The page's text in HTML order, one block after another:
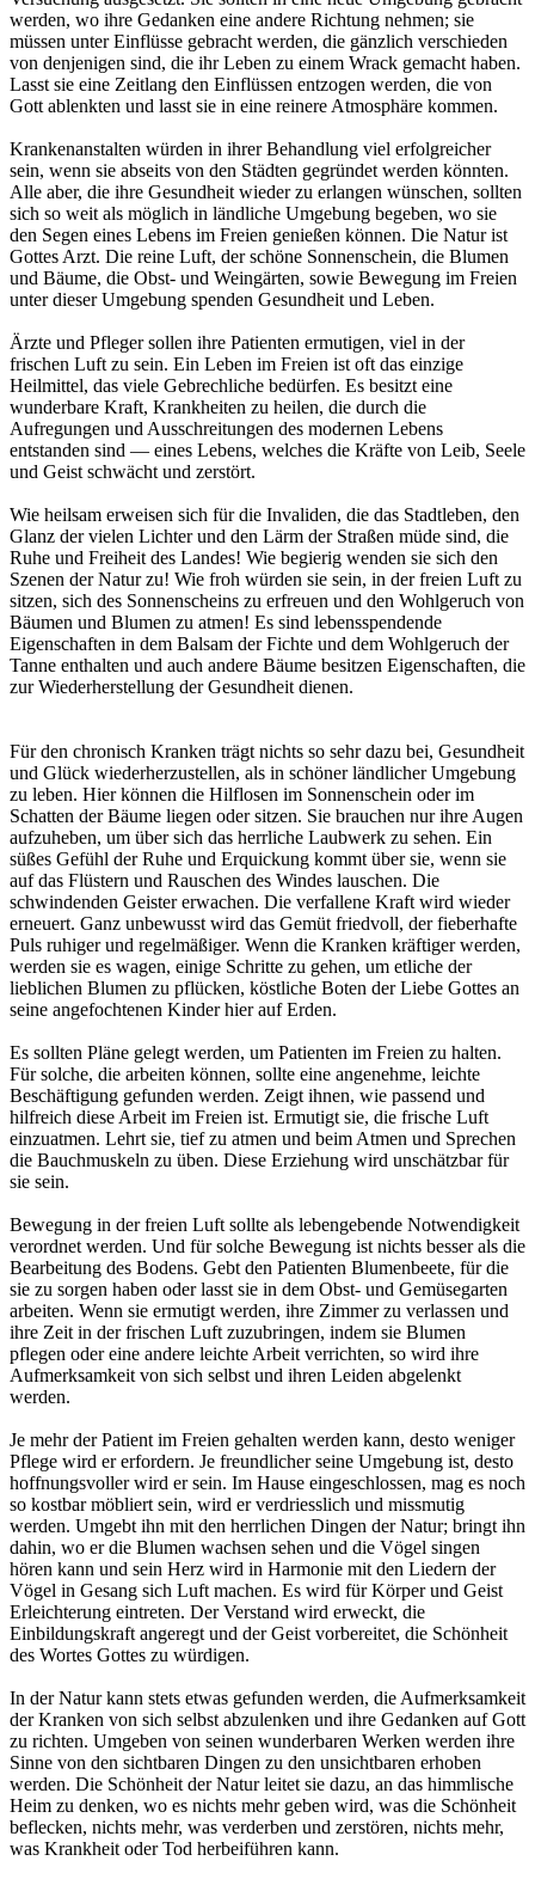
werden, wo ihre Gedanken eine andere Richtung nehmen; sie
müssen unter Einflüsse gebracht werden, die gänzlich verschieden
von denjenigen sind, die ihr Leben zu einem Wrack gemacht haben.
Lasst sie eine Zeitlang den Einflüssen entzogen werden, die von
Gott ablenkten und lasst sie in eine reinere Atmosphäre kommen.
Krankenanstalten würden in ihrer Behandlung viel erfolgreicher
sein, wenn sie abseits von den Städten gegründet werden könnten.
Alle aber, die ihre Gesundheit wieder zu erlangen wünschen, sollten
sich so weit als möglich in ländliche Umgebung begeben, wo sie
den Segen eines Lebens im Freien genießen können. Die Natur ist
Gottes Arzt. Die reine Luft, der schöne Sonnenschein, die Blumen
und Bäume, die Obst- und Weingärten, sowie Bewegung im Freien
unter dieser Umgebung spenden Gesundheit und Leben.
Ärzte und Pfleger sollen ihre Patienten ermutigen, viel in der
frischen Luft zu sein. Ein Leben im Freien ist oft das einzige
Heilmittel, das viele Gebrechliche bedürfen. Es besitzt eine
wunderbare Kraft, Krankheiten zu heilen, die durch die
Aufregungen und Ausschreitungen des modernen Lebens
entstanden sind — eines Lebens, welches die Kräfte von Leib, Seele
und Geist schwächt und zerstört.
Wie heilsam erweisen sich für die Invaliden, die das Stadtleben, den
Glanz der vielen Lichter und den Lärm der Straßen müde sind, die
Ruhe und Freiheit des Landes! Wie begierig wenden sie sich den
Szenen der Natur zu! Wie froh würden sie sein, in der freien Luft zu
sitzen, sich des Sonnenscheins zu erfreuen und den Wohlgeruch von
Bäumen und Blumen zu atmen! Es sind lebensspendende
Eigenschaften in dem Balsam der Fichte und dem Wohlgeruch der
Tanne enthalten und auch andere Bäume besitzen Eigenschaften, die
zur Wiederherstellung der Gesundheit dienen.
Für den chronisch Kranken trägt nichts so sehr dazu bei, Gesundheit
und Glück wiederherzustellen, als in schöner ländlicher Umgebung
zu leben. Hier können die Hilflosen im Sonnenschein oder im
Schatten der Bäume liegen oder sitzen. Sie brauchen nur ihre Augen
aufzuheben, um über sich das herrliche Laubwerk zu sehen. Ein
süßes Gefühl der Ruhe und Erquickung kommt über sie, wenn sie
auf das Flüstern und Rauschen des Windes lauschen. Die
schwindenden Geister erwachen. Die verfallene Kraft wird wieder
erneuert. Ganz unbewusst wird das Gemüt friedvoll, der fieberhafte
Puls ruhiger und regelmäßiger. Wenn die Kranken kräftiger werden,
werden sie es wagen, einige Schritte zu gehen, um etliche der
lieblichen Blumen zu pflücken, köstliche Boten der Liebe Gottes an
seine angefochtenen Kinder hier auf Erden.
Es sollten Pläne gelegt werden, um Patienten im Freien zu halten.
Für solche, die arbeiten können, sollte eine angenehme, leichte
Beschäftigung gefunden werden. Zeigt ihnen, wie passend und
hilfreich diese Arbeit im Freien ist. Ermutigt sie, die frische Luft
einzuatmen. Lehrt sie, tief zu atmen und beim Atmen und Sprechen
die Bauchmuskeln zu üben. Diese Erziehung wird unschätzbar für
sie sein.
Bewegung in der freien Luft sollte als lebengebende Notwendigkeit
verordnet werden. Und für solche Bewegung ist nichts besser als die
Bearbeitung des Bodens. Gebt den Patienten Blumenbeete, für die
sie zu sorgen haben oder lasst sie in dem Obst- und Gemüsegarten
arbeiten. Wenn sie ermutigt werden, ihre Zimmer zu verlassen und
ihre Zeit in der frischen Luft zuzubringen, indem sie Blumen
pflegen oder eine andere leichte Arbeit verrichten, so wird ihre
Aufmerksamkeit von sich selbst und ihren Leiden abgelenkt
werden.
Je mehr der Patient im Freien gehalten werden kann, desto weniger
Pflege wird er erfordern. Je freundlicher seine Umgebung ist, desto
hoffnungsvoller wird er sein. Im Hause eingeschlossen, mag es noch
so kostbar möbliert sein, wird er verdriesslich und missmutig
werden. Umgebt ihn mit den herrlichen Dingen der Natur; bringt ihn
dahin, wo er die Blumen wachsen sehen und die Vögel singen
hören kann und sein Herz wird in Harmonie mit den Liedern der
Vögel in Gesang sich Luft machen. Es wird für Körper und Geist
Erleichterung eintreten. Der Verstand wird erweckt, die
Einbildungskraft angeregt und der Geist vorbereitet, die Schönheit
des Wortes Gottes zu würdigen.
In der Natur kann stets etwas gefunden werden, die Aufmerksamkeit
der Kranken von sich selbst abzulenken und ihre Gedanken auf Gott
zu richten. Umgeben von seinen wunderbaren Werken werden ihre
Sinne von den sichtbaren Dingen zu den unsichtbaren erhoben
werden. Die Schönheit der Natur leitet sie dazu, an das himmlische
Heim zu denken, wo es nichts mehr geben wird, was die Schönheit
beflecken, nichts mehr, was verderben und zerstören, nichts mehr,
was Krankheit oder Tod herbeiführen kann.